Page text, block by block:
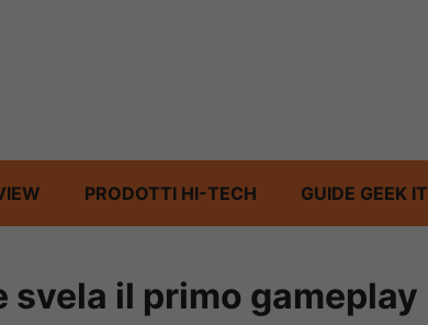
PRODOTTI HI-TECH GUIDE GEEK IT
svela il primo gameplay